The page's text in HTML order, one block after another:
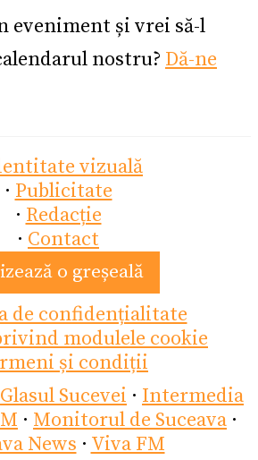
eveniment și vrei să-l
nostru? Dă-ne
vizuală
· Publicitate
· Redacție
· Contact
o greșeală
de confidențialitate
modulele cookie
și condiții
Glasul Sucevei · Intermedia
· Monitorul de Suceava ·
News · Viva FM